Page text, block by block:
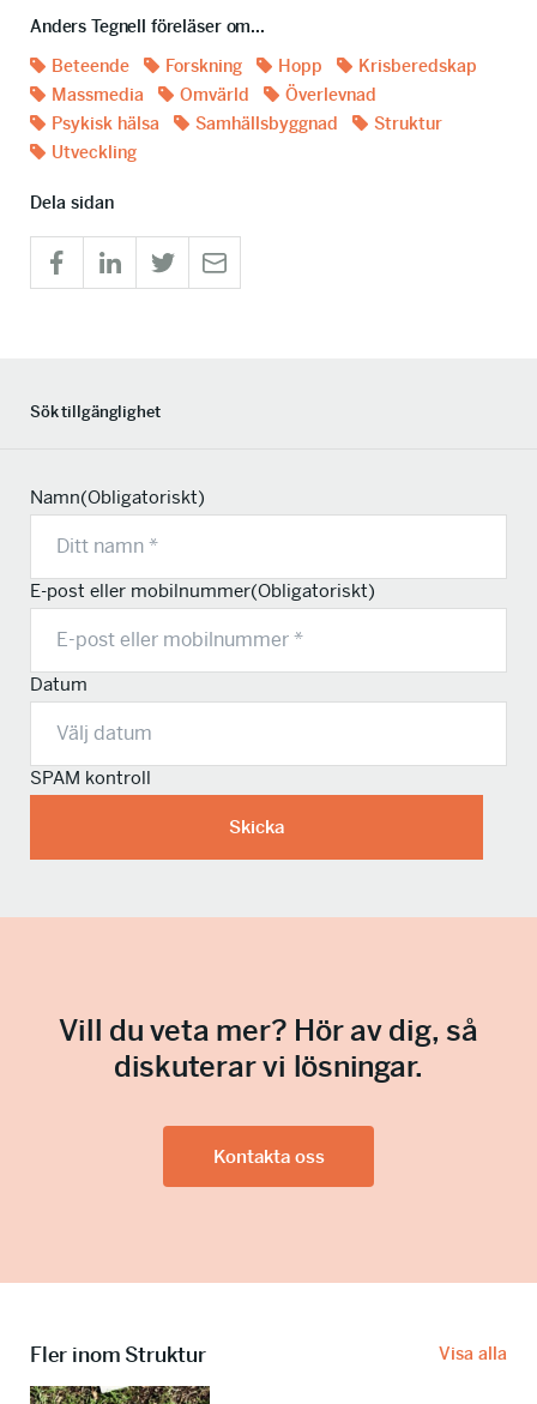
Anders Tegnell föreläser om...
Beteende
Forskning Hopp
Krisberedskap
Massmedia
Omvärld
Överlevnad
Psykisk hälsa
Samhällsbyggnad
Struktur
Utveckling
Dela sidan
Sök tillgänglighet
Namn(Obligatoriskt)
E-post eller mobilnummer(Obligatoriskt)
Datum
SPAM kontroll
Vill du veta mer? Hör av dig, så
diskuterar vi lösningar.
Kontakta oss
Fler inom Struktur Visa alla